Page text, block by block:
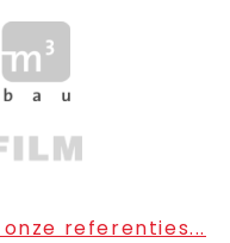
referenties...